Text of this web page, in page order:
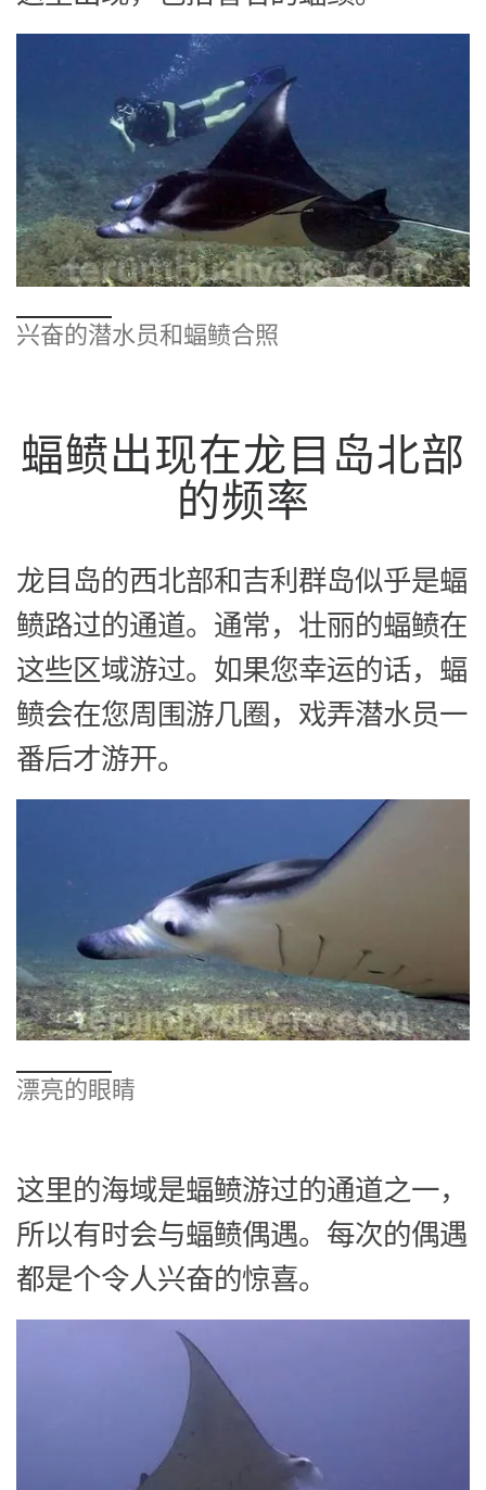
兴奋的潜水员和蝠鲼合照
蝠鲼出现在龙目岛北部
的频率
龙目岛的西北部和吉利群岛似乎是蝠
鲼路过的通道。通常，壮丽的蝠鲼在
这些区域游过。如果您幸运的话，蝠
鲼会在您周围游几圈，戏弄潜水员一
番后才游开。
漂亮的眼睛
这里的海域是蝠鲼游过的通道之一，
所以有时会与蝠鲼偶遇。每次的偶遇
都是个令人兴奋的惊喜。